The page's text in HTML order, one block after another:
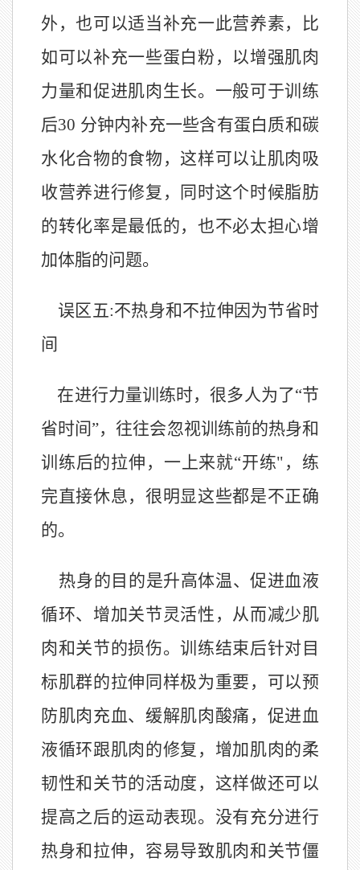
外，也可以适当补充一此营养素，比
如可以补充一些蛋白粉，以增强肌肉
力量和促进肌肉生长。一般可于训练
后30 分钟内补充一些含有蛋白质和碳
水化合物的食物，这样可以让肌肉吸
收营养进行修复，同时这个时候脂肪
的转化率是最低的，也不必太担心增
加体脂的问题。
误区五:不热身和不拉伸因为节省时
间
在进行力量训练时，很多人为了“节
省时间”，往往会忽视训练前的热身和
训练后的拉伸，一上来就“开练"，练
完直接休息，很明显这些都是不正确
的。
热身的目的是升高体温、促进血液
循环、增加关节灵活性，从而减少肌
肉和关节的损伤。训练结束后针对目
标肌群的拉伸同样极为重要，可以预
防肌肉充血、缓解肌肉酸痛，促进血
液循环跟肌肉的修复，增加肌肉的柔
韧性和关节的活动度，这样做还可以
提高之后的运动表现。没有充分进行
热身和拉伸，容易导致肌肉和关节僵